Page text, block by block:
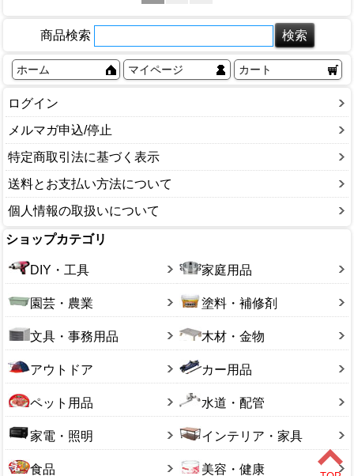
商品検索
ホーム マイページ カート
ログイン
メルマガ申込/停止
特定商取引法に基づく表示
送料とお支払い方法について
個人情報の取扱いについて
ショップカテゴリ
DIY・工具 家庭用品
園芸・農業 塗料・補修剤
文具・事務用品 木材・金物
アウトドア カー用品
ペット用品 水道・配管
家電・照明 インテリア・家具
食品 美容・健康